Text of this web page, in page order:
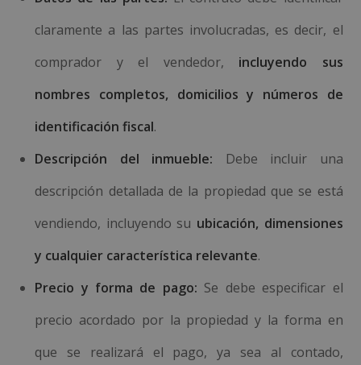
claramente a las partes involucradas, es decir, el
comprador y el vendedor, incluyendo sus
nombres completos, domicilios y números de
identificación fiscal.
Descripción del inmueble: Debe incluir una
descripción detallada de la propiedad que se está
vendiendo, incluyendo su ubicación, dimensiones
y cualquier característica relevante.
Precio y forma de pago: Se debe especificar el
precio acordado por la propiedad y la forma en
que se realizará el pago, ya sea al contado,